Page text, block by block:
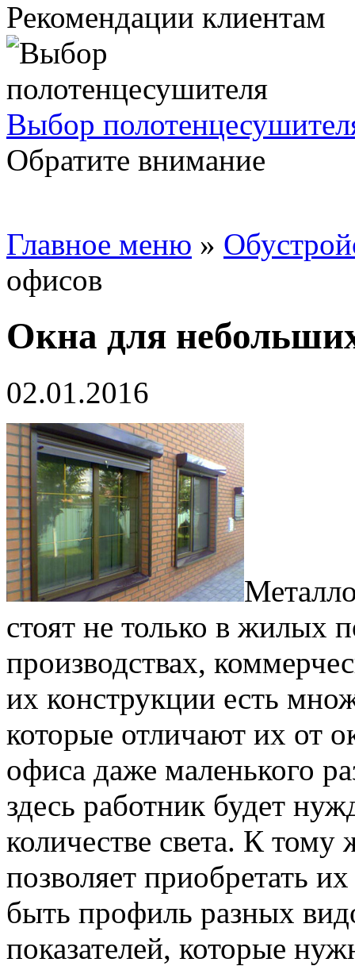
Рекомендации клиентам
Выбор
Обратите внимание
Главное меню »
офисов
Окна для
02.01.2016
стоят не только в жилых
производствах,
их конструкции есть
которые отличают их от
офиса даже маленького
здесь работник будет
количестве света. К
позволяет приобретать
быть профиль разных
показателей, которые